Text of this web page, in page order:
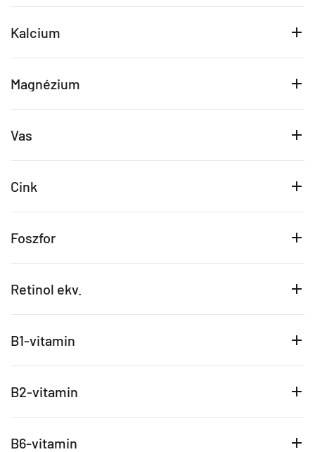
Kalcium
Magnézium
Vas
Cink
Foszfor
Retinol ekv.
B1-vitamin
B2-vitamin
B6-vitamin